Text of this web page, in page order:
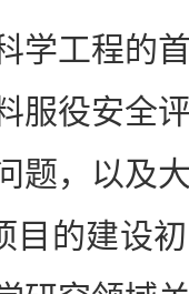
工程的首
服役安全
题，以及
目的建设